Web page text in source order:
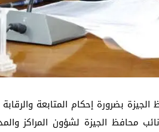
بضرورة إحكام المتابعة
محافظ الجيزة لشؤون المراكز